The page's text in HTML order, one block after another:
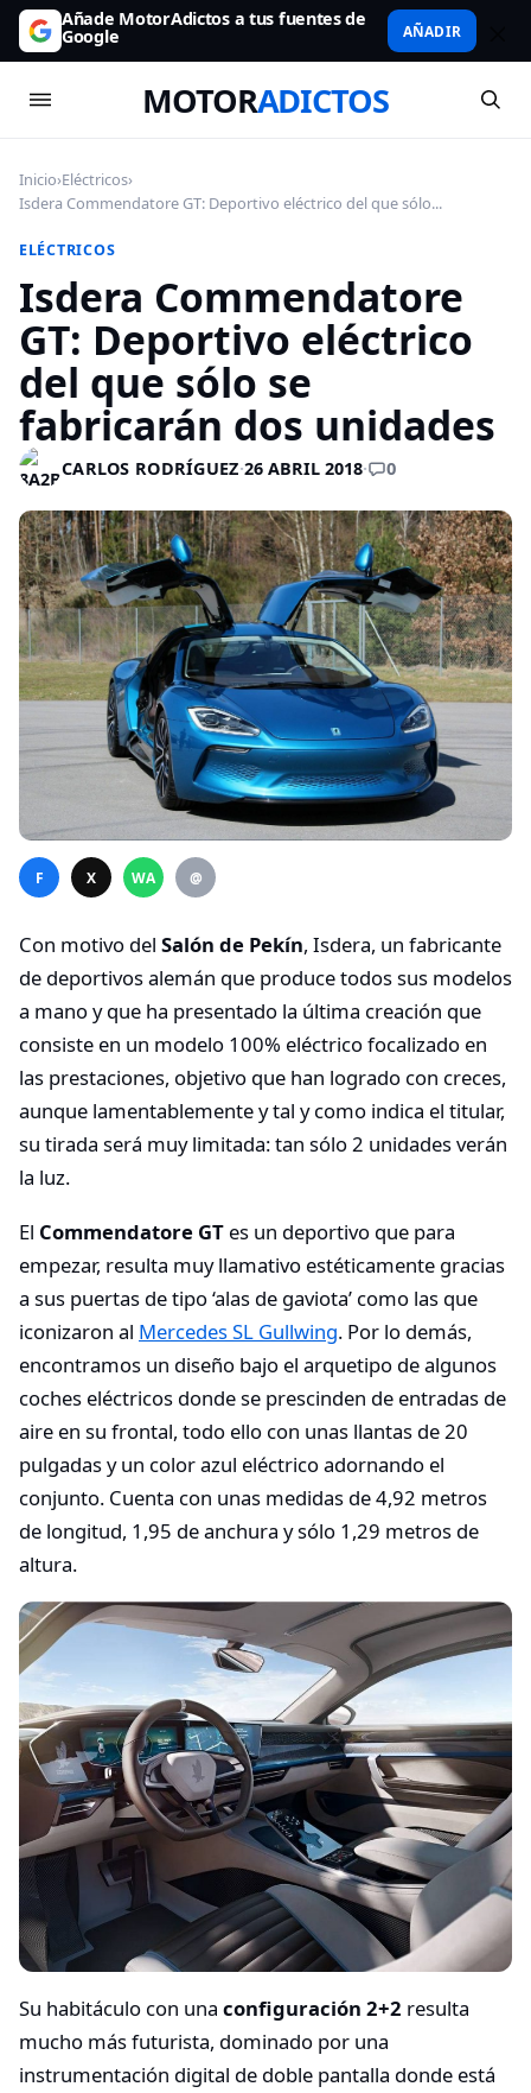
Añade MotorAdictos a tus fuentes de
Google AÑADIR
MOTORADICTOS
Inicio›Eléctricos›
Isdera Commendatore GT: Deportivo eléctrico del que sólo...
ELÉCTRICOS
Isdera Commendatore
GT: Deportivo eléctrico
del que sólo se
fabricarán dos unidades
CARLOS RODRÍGUEZ·26 ABRIL 2018· 0
F X WA @
Con motivo del Salón de Pekín, Isdera, un fabricante
de deportivos alemán que produce todos sus modelos
a mano y que ha presentado la última creación que
consiste en un modelo 100% eléctrico focalizado en
las prestaciones, objetivo que han logrado con creces,
aunque lamentablemente y tal y como indica el titular,
su tirada será muy limitada: tan sólo 2 unidades verán
la luz.
El Commendatore GT es un deportivo que para
empezar, resulta muy llamativo estéticamente gracias
a sus puertas de tipo ‘alas de gaviota’ como las que
iconizaron al Mercedes SL Gullwing. Por lo demás,
encontramos un diseño bajo el arquetipo de algunos
coches eléctricos donde se prescinden de entradas de
aire en su frontal, todo ello con unas llantas de 20
pulgadas y un color azul eléctrico adornando el
conjunto. Cuenta con unas medidas de 4,92 metros
de longitud, 1,95 de anchura y sólo 1,29 metros de
altura.
Su habitáculo con una configuración 2+2 resulta
mucho más futurista, dominado por una
instrumentación digital de doble pantalla donde está